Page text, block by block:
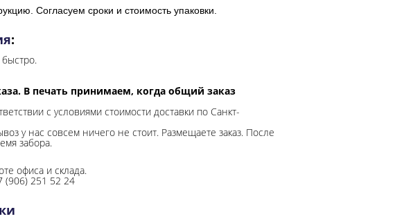
Согласуем сроки и стоимость упаковки.
:
В печать принимаем, когда общий заказ
с условиями стоимости доставки по Санкт-
у нас совсем ничего не стоит. Размещаете заказ. После
забора.
офиса и склада.
(906) 251 52 24